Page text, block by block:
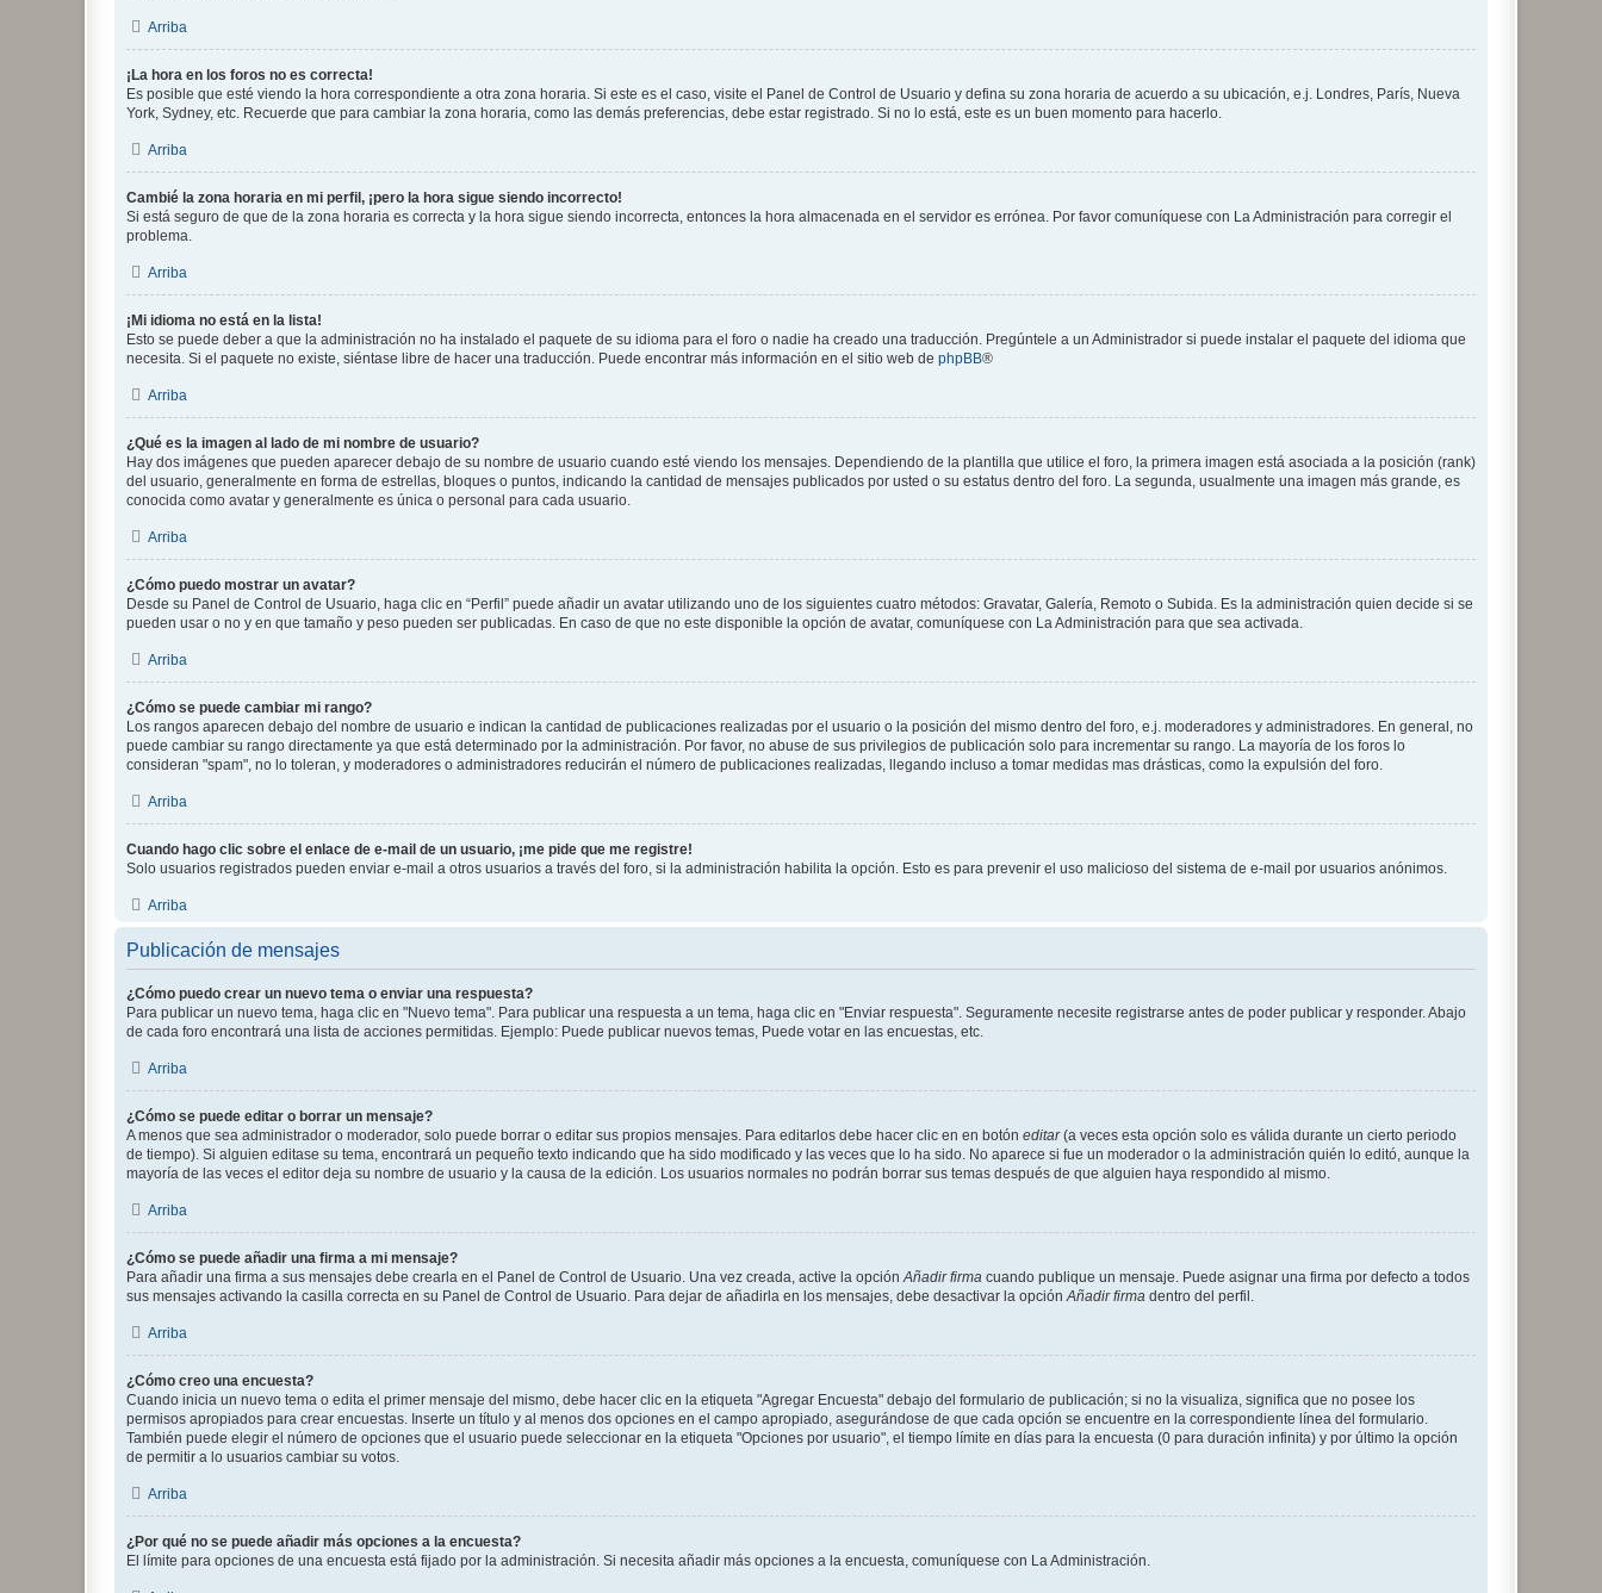
Arriba
¡La hora en los foros no es correcta!
Es posible que esté viendo la hora correspondiente a otra zona horaria. Si este es el caso, visite el Panel de Control de Usuario y defina su zona horaria de acuerdo a su ubicación, e.j. Londres, París, Nueva
York, Sydney, etc. Recuerde que para cambiar la zona horaria, como las demás preferencias, debe estar registrado. Si no lo está, este es un buen momento para hacerlo.
Arriba
Cambié la zona horaria en mi perfil, ¡pero la hora sigue siendo incorrecto!
Si está seguro de que de la zona horaria es correcta y la hora sigue siendo incorrecta, entonces la hora almacenada en el servidor es errónea. Por favor comuníquese con La Administración para corregir el
problema.
Arriba
¡Mi idioma no está en la lista!
Esto se puede deber a que la administración no ha instalado el paquete de su idioma para el foro o nadie ha creado una traducción. Pregúntele a un Administrador si puede instalar el paquete del idioma que
necesita. Si el paquete no existe, siéntase libre de hacer una traducción. Puede encontrar más información en el sitio web de phpBB®
Arriba
¿Qué es la imagen al lado de mi nombre de usuario?
Hay dos imágenes que pueden aparecer debajo de su nombre de usuario cuando esté viendo los mensajes. Dependiendo de la plantilla que utilice el foro, la primera imagen está asociada a la posición (rank)
del usuario, generalmente en forma de estrellas, bloques o puntos, indicando la cantidad de mensajes publicados por usted o su estatus dentro del foro. La segunda, usualmente una imagen más grande, es
conocida como avatar y generalmente es única o personal para cada usuario.
Arriba
¿Cómo puedo mostrar un avatar?
Desde su Panel de Control de Usuario, haga clic en “Perfil” puede añadir un avatar utilizando uno de los siguientes cuatro métodos: Gravatar, Galería, Remoto o Subida. Es la administración quien decide si se
pueden usar o no y en que tamaño y peso pueden ser publicadas. En caso de que no este disponible la opción de avatar, comuníquese con La Administración para que sea activada.
Arriba
¿Cómo se puede cambiar mi rango?
Los rangos aparecen debajo del nombre de usuario e indican la cantidad de publicaciones realizadas por el usuario o la posición del mismo dentro del foro, e.j. moderadores y administradores. En general, no
puede cambiar su rango directamente ya que está determinado por la administración. Por favor, no abuse de sus privilegios de publicación solo para incrementar su rango. La mayoría de los foros lo
consideran "spam", no lo toleran, y moderadores o administradores reducirán el número de publicaciones realizadas, llegando incluso a tomar medidas mas drásticas, como la expulsión del foro.
Arriba
Cuando hago clic sobre el enlace de e-mail de un usuario, ¡me pide que me registre!
Solo usuarios registrados pueden enviar e-mail a otros usuarios a través del foro, si la administración habilita la opción. Esto es para prevenir el uso malicioso del sistema de e-mail por usuarios anónimos.
Arriba
Publicación de mensajes
¿Cómo puedo crear un nuevo tema o enviar una respuesta?
Para publicar un nuevo tema, haga clic en "Nuevo tema". Para publicar una respuesta a un tema, haga clic en "Enviar respuesta". Seguramente necesite registrarse antes de poder publicar y responder. Abajo
de cada foro encontrará una lista de acciones permitidas. Ejemplo: Puede publicar nuevos temas, Puede votar en las encuestas, etc.
Arriba
¿Cómo se puede editar o borrar un mensaje?
A menos que sea administrador o moderador, solo puede borrar o editar sus propios mensajes. Para editarlos debe hacer clic en en botón editar(a veces esta opción solo es válida durante un cierto periodo
de tiempo). Si alguien editase su tema, encontrará un pequeño texto indicando que ha sido modificado y las veces que lo ha sido. No aparece si fue un moderador o la administración quién lo editó, aunque la
mayoría de las veces el editor deja su nombre de usuario y la causa de la edición. Los usuarios normales no podrán borrar sus temas después de que alguien haya respondido al mismo.
Arriba
¿Cómo se puede añadir una firma a mi mensaje?
Para añadir una firma a sus mensajes debe crearla en el Panel de Control de Usuario. Una vez creada, active la opción Añadir firma cuando publique un mensaje. Puede asignar una firma por defecto a todos
sus mensajes activando la casilla correcta en su Panel de Control de Usuario. Para dejar de añadirla en los mensajes, debe desactivar la opción Añadir firma dentro del perfil.
Arriba
¿Cómo creo una encuesta?
Cuando inicia un nuevo tema o edita el primer mensaje del mismo, debe hacer clic en la etiqueta "Agregar Encuesta" debajo del formulario de publicación; si no la visualiza, significa que no posee los
permisos apropiados para crear encuestas. Inserte un título y al menos dos opciones en el campo apropiado, asegurándose de que cada opción se encuentre en la correspondiente línea del formulario.
También puede elegir el número de opciones que el usuario puede seleccionar en la etiqueta "Opciones por usuario", el tiempo límite en días para la encuesta (0 para duración infinita) y por último la opción
de permitir a lo usuarios cambiar su votos.
Arriba
¿Por qué no se puede añadir más opciones a la encuesta?
El límite para opciones de una encuesta está fijado por la administración. Si necesita añadir más opciones a la encuesta, comuníquese con La Administración.